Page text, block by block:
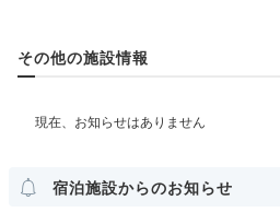
場「地蔵の湯」から引いた名湯
mura_trip
和室 和洋室 インターネット利用可
その他の施設情報
宿泊施設からのお知らせ